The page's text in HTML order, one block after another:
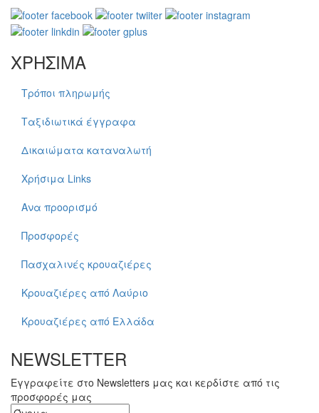
ΧΡΗΣΙΜΑ
Τρόποι πληρωμής
Ταξιδιωτικά έγγραφα
Δικαιώματα καταναλωτή
Χρήσιμα Links
Ανα προορισμό
Προσφορές
Πασχαλινές κρουαζιέρες
Κρουαζιέρες από Λαύριο
Κρουαζιέρες από Ελλάδα
NEWSLETTER
Εγγραφείτε στο Newsletters μας και κερδίστε από τις
προσφορές μας